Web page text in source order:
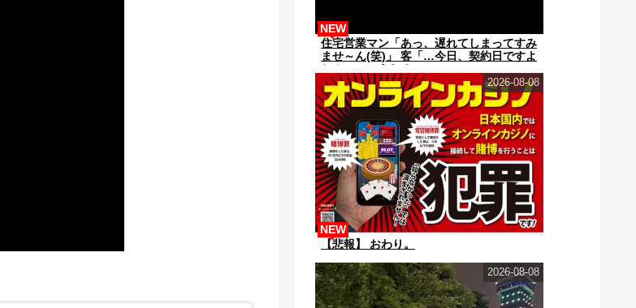
住宅営業マン「あっ、遅れてしまってすみ
ませ～ん(笑)」 客「…今日、契約日ですよ
NEW
【悲報】 おわり。
NEW
2026-08-08
2026-08-08